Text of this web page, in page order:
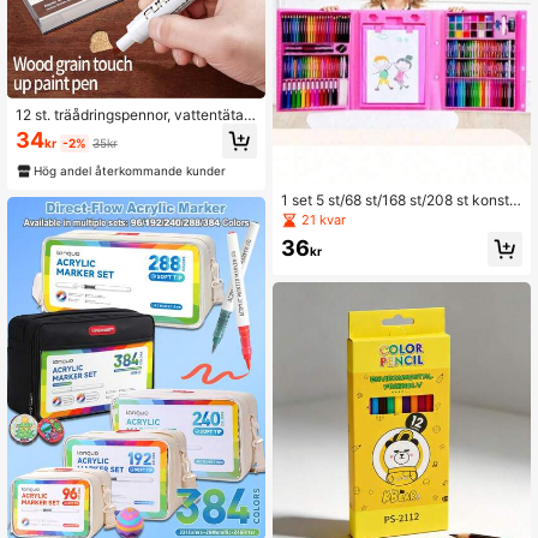
12 st. träådringspennor, vattentäta r
eprepareringspennor som inte blekn
ar, markörer för restaurering av kom
positträgolv, fogpennor
34kr -2% 35kr
Hög andel återkommande kunder
1 set 5 st/68 st/168 st/208 st konst-
och målarset för barn – premium pre
sentstil, inkluderar målarutrustning,
kritor och suddgummin, back to sch
21 kvar
36kr